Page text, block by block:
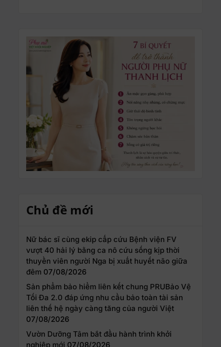
Chủ đề mới
Nữ bác sĩ cùng ekip cấp cứu Bệnh viện FV
vượt 40 hải lý bằng ca nô cứu sống kịp thời
thuyền viên người Nga bị xuất huyết não giữa
đêm 07/08/2026
Sản phẩm bảo hiểm liên kết chung PRUBảo Vệ
Tối Đa 2.0 đáp ứng nhu cầu bảo toàn tài sản
liên thế hệ ngày càng tăng của người Việt
07/08/2026
Vườn Dưỡng Tâm bắt đầu hành trình khởi
nghiệp mới 07/08/2026